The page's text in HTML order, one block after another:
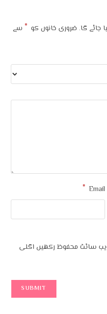
گا۔ ضروری خانوں کو * سے
Email
*
ویب سائٹ محفوظ رکھیں اگلی